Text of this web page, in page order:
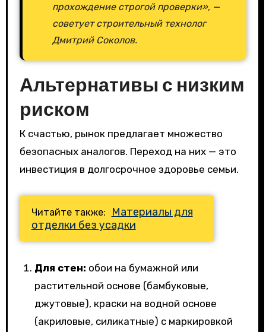
прохождение строгой проверки», —
советует строительный технолог
Дмитрий Соколов.
Альтернативы с низким
риском
К счастью, рынок предлагает множество
безопасных аналогов. Переход на них — это
инвестиция в долгосрочное здоровье семьи.
Читайте также:
Материалы для
отделки без усадки
Для стен: обои на бумажной или
растительной основе (бамбуковые,
джутовые), краски на водной основе
(акриловые, силикатные) с маркировкой